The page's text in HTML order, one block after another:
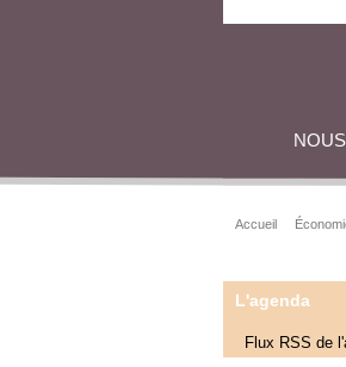
Accueil
L'agenda
Flux RSS de